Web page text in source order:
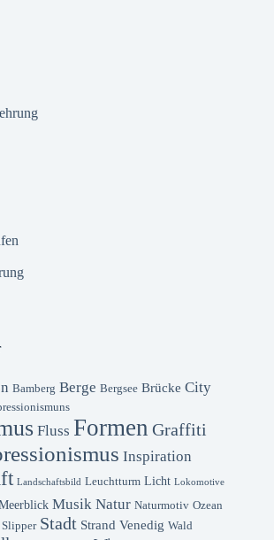
Bamberg Berge Bergsee Brücke City
Fluss Formen Graffiti
Inspiration
Landschaftsbild Leuchtturm Licht Lokomotive
Musik Natur Naturmotiv Ozean
Slipper Stadt Strand Venedig Wald